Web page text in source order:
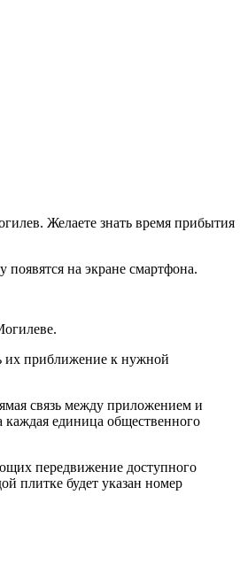
Желаете знать время прибытия
на экране смартфона.
их приближение к нужной
связь между приложением и
единица общественного
передвижение доступного
плитке будет указан номер